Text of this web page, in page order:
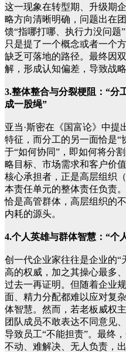
这一现象在转型期、升级期
略方向清晰明确，问题出在
馈“指哪打哪、执行力没问题
只是提了一个概念或者一个
缺乏可落地的路径。最终因
解，形成认知偏差，导致战略
3.整体整合与分裂梗阻：“分
成一股绳”
亚当·斯密在《国富论》中提
特征，而分工的另一面恰是“
于“如何协同”，即如何将分
略目标、市场需求和客户价
核心承担者，正是高层组织
本责任单元的整体责任负责
恰是高管群体，高层组织的
内耗的源头。
4.个人英雄与群体智慧：“个
创一代企业家往往是企业的“
高的权威，加之其操心最多
过去一再证明。但随着企业
面、精力分配都难以应对复
体智慧。然而，若老板威权
团队成员不敢表达不同意见
导致员工“不能担责”。最终
不动、难解决、无人负责，